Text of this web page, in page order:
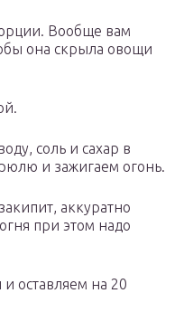
Вообще вам
она скрыла овощи
соль и сахар в
и зажигаем огонь.
аккуратно
при этом надо
оставляем на 20